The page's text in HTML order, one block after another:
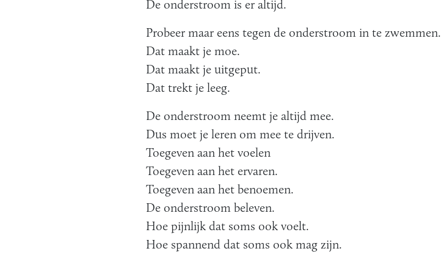
De onderstroom is er altijd.
Probeer maar eens tegen de onderstroom in te zwemmen.
Dat maakt je moe.
Dat maakt je uitgeput.
Dat trekt je leeg.
De onderstroom neemt je altijd mee.
Dus moet je leren om mee te drijven.
Toegeven aan het voelen
Toegeven aan het ervaren.
Toegeven aan het benoemen.
De onderstroom beleven.
Hoe pijnlijk dat soms ook voelt.
Hoe spannend dat soms ook mag zijn.